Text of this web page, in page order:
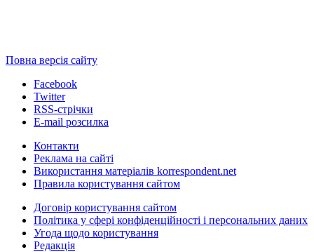
Повна версія сайту
Facebook
Twitter
RSS-стрічки
E-mail розсилка
Контакти
Реклама на сайті
Використання матеріалів korrespondent.net
Правила користування сайтом
Договір користування сайтом
Політика у сфері конфіденційності і персональних даних
Угода щодо користування
Редакція